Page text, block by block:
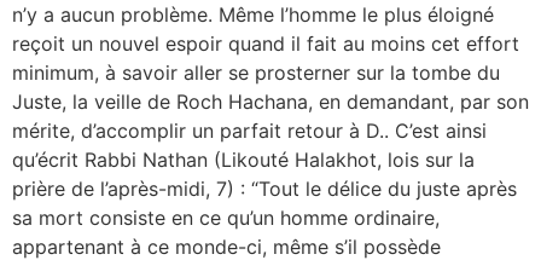
n’y a aucun problème. Même l’homme le plus éloigné
reçoit un nouvel espoir quand il fait au moins cet effort
minimum, à savoir aller se prosterner sur la tombe du
Juste, la veille de Roch Hachana, en demandant, par son
mérite, d’accomplir un parfait retour à D.. C’est ainsi
qu’écrit Rabbi Nathan (Likouté Halakhot, lois sur la
prière de l’après-midi, 7) : “Tout le délice du juste après
sa mort consiste en ce qu’un homme ordinaire,
appartenant à ce monde-ci, même s’il possède